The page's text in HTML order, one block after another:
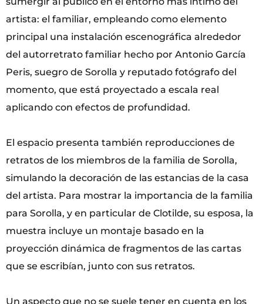
artista: el familiar, empleando como elemento
principal una instalación escenográfica alrededor
del autorretrato familiar hecho por Antonio García
Peris, suegro de Sorolla y reputado fotógrafo del
momento, que está proyectado a escala real
aplicando con efectos de profundidad.
El espacio presenta también reproducciones de
retratos de los miembros de la familia de Sorolla,
simulando la decoración de las estancias de la casa
del artista. Para mostrar la importancia de la familia
para Sorolla, y en particular de Clotilde, su esposa, la
muestra incluye un montaje basado en la
proyección dinámica de fragmentos de las cartas
que se escribían, junto con sus retratos.
Un aspecto que no se suele tener en cuenta en los